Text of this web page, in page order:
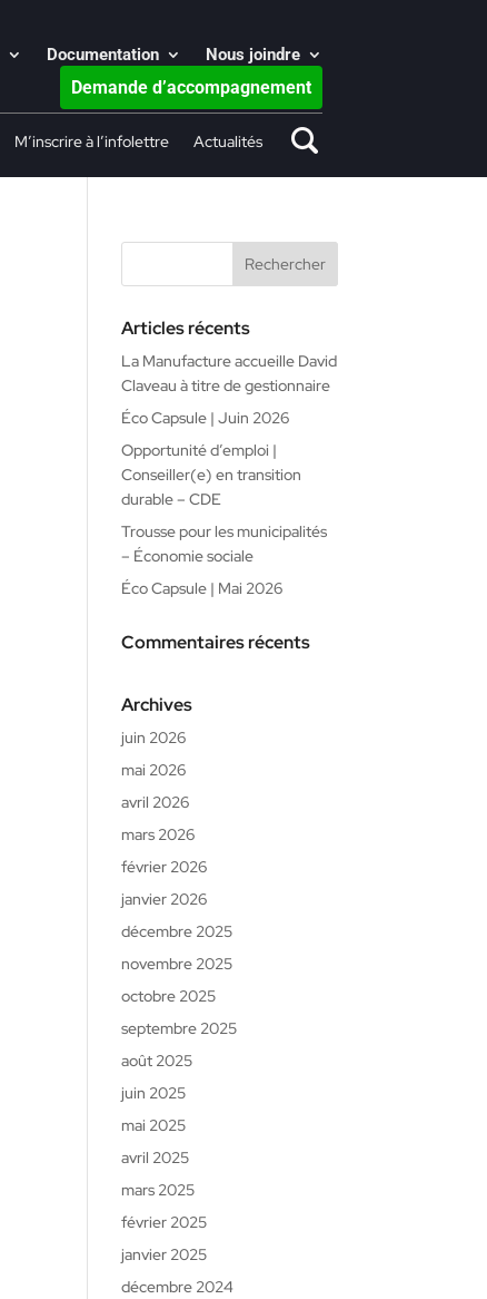
Documentation Nous joindre
Demande d’accompagnement
M’inscrire à l’infolettre Actualités
Articles récents
La Manufacture accueille David
Claveau à titre de gestionnaire
Éco Capsule | Juin 2026
Opportunité d’emploi |
Conseiller(e) en transition
durable – CDE
Trousse pour les municipalités
– Économie sociale
Éco Capsule | Mai 2026
Commentaires récents
Archives
juin 2026
mai 2026
avril 2026
mars 2026
février 2026
janvier 2026
décembre 2025
novembre 2025
octobre 2025
septembre 2025
août 2025
juin 2025
mai 2025
avril 2025
mars 2025
février 2025
janvier 2025
décembre 2024